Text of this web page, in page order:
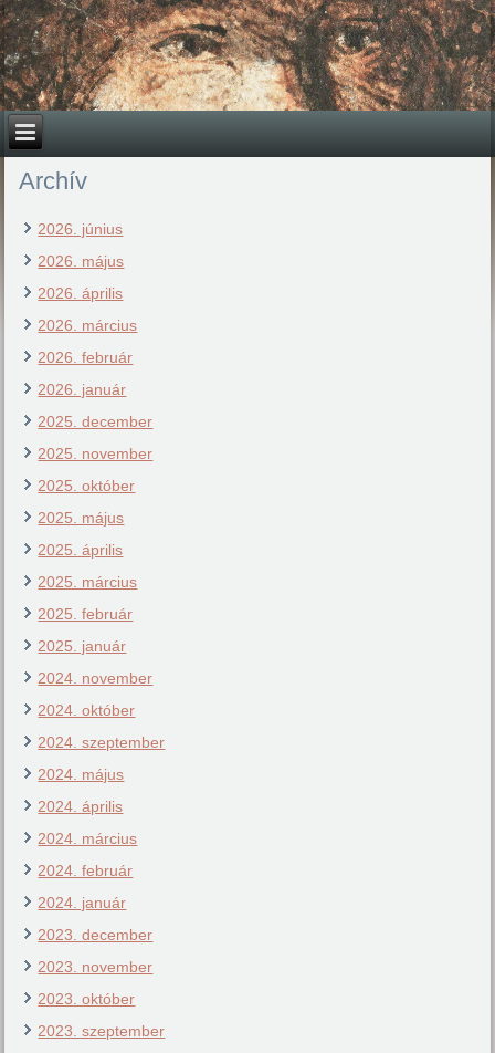
Archív
2026. június
2026. május
2026. április
2026. március
2026. február
2026. január
2025. december
2025. november
2025. október
2025. május
2025. április
2025. március
2025. február
2025. január
2024. november
2024. október
2024. szeptember
2024. május
2024. április
2024. március
2024. február
2024. január
2023. december
2023. november
2023. október
2023. szeptember